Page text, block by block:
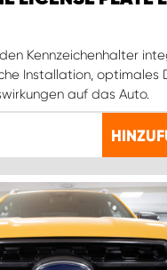
Kennzeichenhalter
Installation, optimales
auf das Auto.